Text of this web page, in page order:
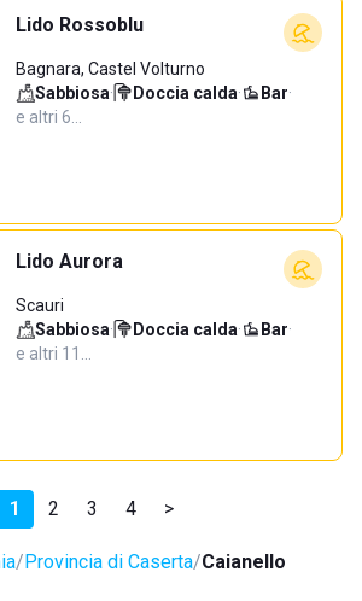
Lido Rossoblu
Bagnara, Castel Volturno
Sabbiosa· Doccia calda· Bar·
e altri 6…
Lido Aurora
Scauri
Sabbiosa· Doccia calda· Bar·
e altri 11…
1 2 3 4 >
Provincia di Caserta Caianello